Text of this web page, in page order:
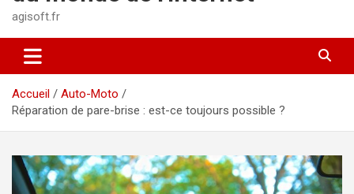
agisoft.fr
Accueil
Auto-Moto
Réparation de pare-brise : est-ce toujours possible ?